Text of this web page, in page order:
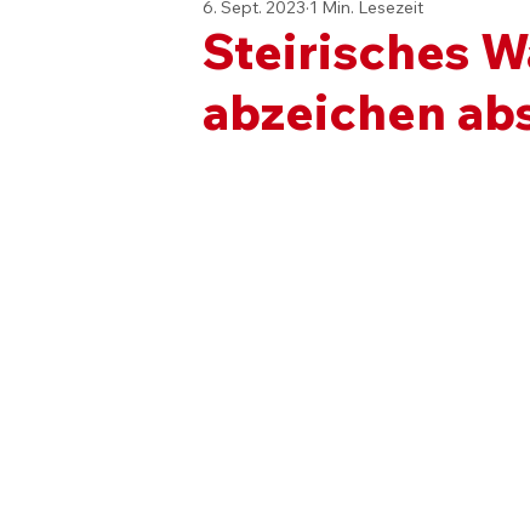
Steirisches
abzeichen
6. Sept. 2023 1 Min. Lesezeit